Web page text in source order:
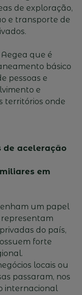
de exploração,
e transporte de
que é
básico
pessoas e
e
territórios onde
de aceleração
em
um papel
do país,
forte
locais ou
passaram, nos
internacional